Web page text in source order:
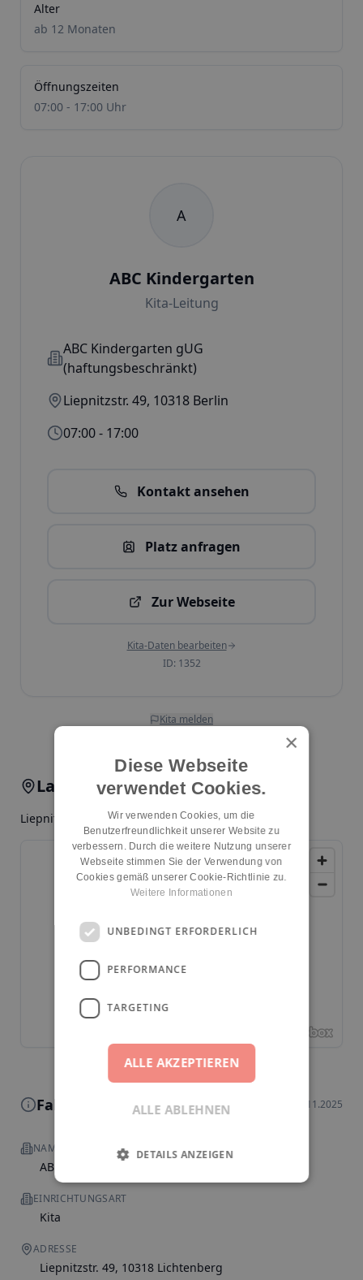
Alter
ab 12 Monaten
Öffnungszeiten
07:00 - 17:00 Uhr
A
ABC Kindergarten
Kita-Leitung
ABC Kindergarten gUG
(haftungsbeschränkt)
Liepnitzstr. 49, 10318 Berlin
07:00 - 17:00
Kontakt ansehen
Platz anfragen
Zur Webseite
Kita-Daten bearbeiten
ID: 1352
Kita melden
Lage & Anfahrt
Liepnitzstr. 49, 10318, Berlin, Friedrichsfelde
Fakten zur Einrichtung Stand: 18.11.2025
NAME
ABC Kindergarten
EINRICHTUNGSART
Kita
ADRESSE
Liepnitzstr. 49, 10318 Lichtenberg
×
Diese Webseite
verwendet Cookies.
Wir verwenden Cookies, um die
Benutzerfreundlichkeit unserer Website zu
verbessern. Durch die weitere Nutzung unserer
Webseite stimmen Sie der Verwendung von
Cookies gemäß unserer Cookie-Richtlinie zu.
Weitere Informationen
UNBEDINGT ERFORDERLICH
PERFORMANCE
TARGETING
ALLE AKZEPTIEREN
ALLE ABLEHNEN
DETAILS ANZEIGEN